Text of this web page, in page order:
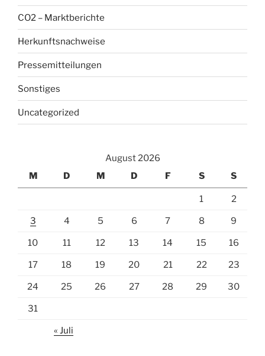
CO2 – Marktberichte
Herkunftsnachweise
Pressemitteilungen
Sonstiges
Uncategorized
August 2026
M
D M D F S S
1 2
3 4 5 6 7 8 9
10 11 12 13 14 15 16
17 18 19 20 21 22 23
24 25 26 27 28 29 30
31
« Juli